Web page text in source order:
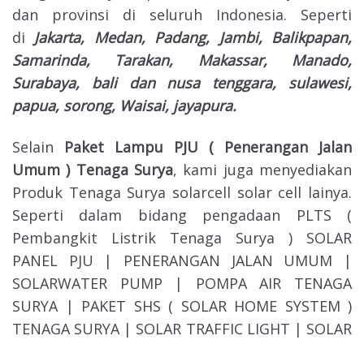
dan provinsi di seluruh Indonesia. Seperti
di Jakarta, Medan, Padang, Jambi, Balikpapan,
Samarinda, Tarakan, Makassar, Manado,
Surabaya, bali dan nusa tenggara, sulawesi,
papua, sorong, Waisai, jayapura.
Selain Paket Lampu PJU ( Penerangan Jalan
Umum ) Tenaga Surya, kami juga menyediakan
Produk Tenaga Surya solarcell solar cell lainya.
Seperti dalam bidang pengadaan PLTS (
Pembangkit Listrik Tenaga Surya ) SOLAR
PANEL PJU | PENERANGAN JALAN UMUM |
SOLARWATER PUMP | POMPA AIR TENAGA
SURYA | PAKET SHS ( SOLAR HOME SYSTEM )
TENAGA SURYA | SOLAR TRAFFIC LIGHT | SOLAR